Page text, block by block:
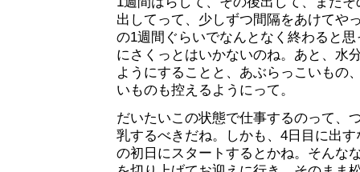
出してって、少しずつ間隔をあけてや
の1週間ぐらいでなんとなく終わると
にさくっとはいかないのね。あと、水
ようにすることと、あぶらっこいもの
いものも控えるようにって。
だいたいこの状態で仕事するのって、
乳するべきだね。しかも、4日目に出
の初日にスタートするとかね。そんな